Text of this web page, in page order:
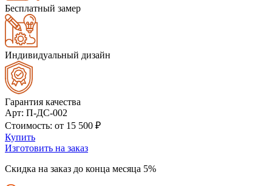
Бесплатный замер
Индивидуальный дизайн
Гарантия качества
Арт: П-ДС-002
Стоимость: от 15 500 ₽
Купить
Изготовить на заказ
Скидка на заказ до конца месяца 5%